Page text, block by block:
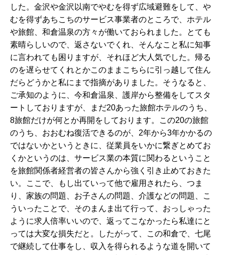
した。金沢や金沢以南でやむを得ず広域避難をして、や
むを得ずあちこちのサービス事業者のところで、ホテル
や旅館、和倉温泉の方々が働いておられました。とても
素晴らしいので、返さないでくれ、そんなこと私に知事
に言われても困りますが、それほど大人気でした。帰る
のを遅らせてくれとかこのままこちらに引っ越して住ん
だらどうかと私にまで指摘がありました。そうなると、
ご承知のように、今和倉温泉、護岸から整備をしてスタ
ートしておりますが、まだ20あった旅館ホテルのうち、
8旅館だけが何とか再開をしております。この20の旅館
のうち、おおむね復活できるのが、2年から3年かかるの
ではないかというときに、従業員をいかに繋ぎとめてお
くかというのは、サービス業の本質に関わるということ
を旅館関係者経営者の皆さんから強く引き止めておきた
い。ここで、もし出ていって他で雇用されたら、つま
り、家族の問題、お子さんの問題、介護などの問題、こ
ういったことで、そのまんま出て行って、おっしゃった
ように求人倍率いいので、返ってこなかったら私達にと
っては大変な損失だと。したがって、この和倉で、七尾
で継続して仕事をし、収入を得られるような道を開いて